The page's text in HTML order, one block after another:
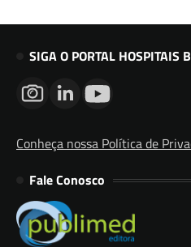
SIGA O PORTAL HOSPITAIS
Conheça nossa Política de
Fale Conosco